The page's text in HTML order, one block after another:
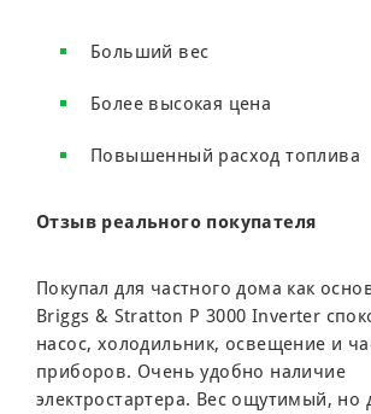
Больший вес
Более высокая цена
Повышенный расход топлива
Отзыв реального покупателя
Покупал для частного дома как
Briggs & Stratton P 3000 Inverter
насос, холодильник, освещение и
приборов. Очень удобно наличие
электростартера. Вес ощутимый, но